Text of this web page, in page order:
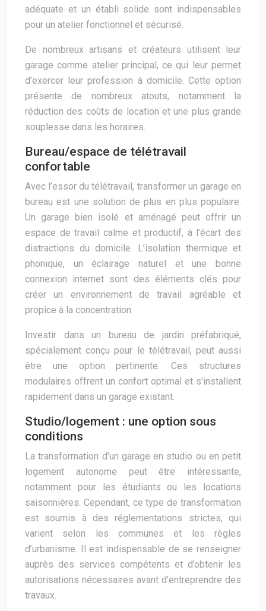
adéquate et un établi solide sont indispensables
pour un atelier fonctionnel et sécurisé.
De nombreux artisans et créateurs utilisent leur
garage comme atelier principal, ce qui leur permet
d’exercer leur profession à domicile. Cette option
présente de nombreux atouts, notamment la
réduction des coûts de location et une plus grande
souplesse dans les horaires.
Bureau/espace de télétravail
confortable
Avec l’essor du télétravail, transformer un garage en
bureau est une solution de plus en plus populaire.
Un garage bien isolé et aménagé peut offrir un
espace de travail calme et productif, à l’écart des
distractions du domicile. L’isolation thermique et
phonique, un éclairage naturel et une bonne
connexion internet sont des éléments clés pour
créer un environnement de travail agréable et
propice à la concentration.
Investir dans un bureau de jardin préfabriqué,
spécialement conçu pour le télétravail, peut aussi
être une option pertinente. Ces structures
modulaires offrent un confort optimal et s’installent
rapidement dans un garage existant.
Studio/logement : une option sous
conditions
La transformation d’un garage en studio ou en petit
logement autonome peut être intéressante,
notamment pour les étudiants ou les locations
saisonnières. Cependant, ce type de transformation
est soumis à des réglementations strictes, qui
varient selon les communes et les règles
d’urbanisme. Il est indispensable de se renseigner
auprès des services compétents et d’obtenir les
autorisations nécessaires avant d’entreprendre des
travaux.